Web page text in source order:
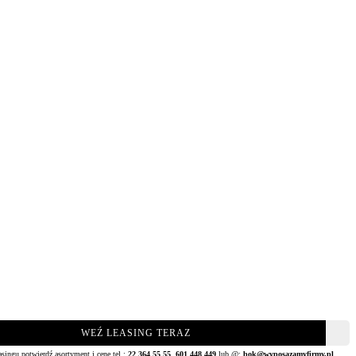
WEŹ LEASING TERAZ
potwierdź asortyment i cenę tel.: 22 364 55 55 601 448 449 lub @: bok@wyposazamyfirmy.pl